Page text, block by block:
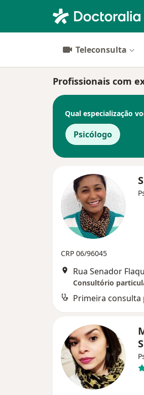
Teleconsulta
Profissionais com
Qual especialização
Psicólogo
CRP 06/96045
Consultório